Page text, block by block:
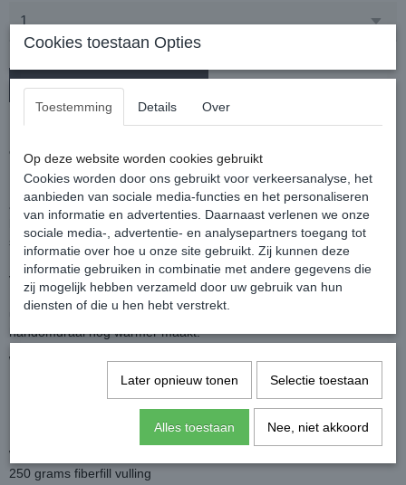
In winkelwagen
een gladde nylon binnenvoering.
De deken is waterdicht, ademend en heeft een 250 grams vulling.
Door de speciaal ontwikkelde "leg arches" die zowel voor en achter
aanwezig zijn en het V-front sluitsysteem, sluit de deken mooi om
het paard heen en geeft meer bewegingsvrijheid vanuit de
schouder.
De deken wordt geleverd met afneembaar halsdeel (150 gram)
voor volledige bescherming.
De deken is voorzien van het Horseware Liner Systeem waardoor
u, met de los verkrijgbare onderdekens, de deken in een
handomdraai nog warmer maakt.
Wordt geleverd inclusief afneembaar halsdeel!
Kleur: Black/Strong Blue of Black/Titanium.
Waterdichtheid 3000 mm/m
250 grams fiberfill vulling
Cookies toestaan Opties
Toestemming Details Over
Op deze website worden cookies gebruikt
Cookies worden door ons gebruikt voor verkeersanalyse, het
aanbieden van sociale media-functies en het personaliseren
van informatie en advertenties. Daarnaast verlenen we onze
sociale media-, advertentie- en analysepartners toegang tot
informatie over hoe u onze site gebruikt. Zij kunnen deze
informatie gebruiken in combinatie met andere gegevens die
zij mogelijk hebben verzameld door uw gebruik van hun
diensten of die u hen hebt verstrekt.
Later opnieuw tonen Selectie toestaan
Alles toestaan Nee, niet akkoord